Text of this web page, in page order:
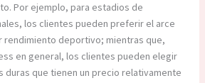
Por ejemplo, para estadios de
los clientes pueden preferir el arce
rendimiento deportivo; mientras que,
en general, los clientes pueden elegir
duras que tienen un precio relativamente